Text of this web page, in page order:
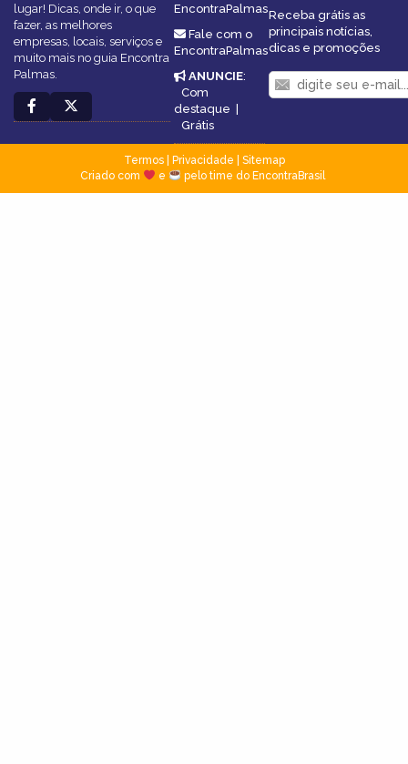
lugar! Dicas, onde ir, o que
fazer, as melhores
empresas, locais, serviços e
muito mais no guia Encontra
Palmas.
EncontraPalmas
Fale com o
EncontraPalmas
ANUNCIE:
Com
destaque |
Grátis
Receba grátis as
principais notícias,
dicas e promoções
Termos| Privacidade
Sitemap
Criado com
e pelo time do EncontraBrasil